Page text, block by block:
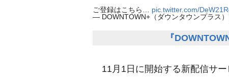
ご登録はこちら… pic.twitter.com/
— DOWNTOWN+（ダウンタウンプラス
『
11月1日に開始する新配信サー